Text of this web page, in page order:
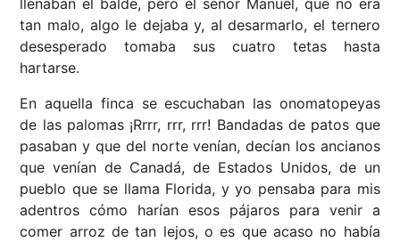
llenaban el balde, pero el señor Manuel, que no era
tan malo, algo le dejaba y, al desarmarlo, el ternero
desesperado tomaba sus cuatro tetas hasta
hartarse.
En aquella finca se escuchaban las onomatopeyas
de las palomas ¡Rrrr, rrr, rrr! Bandadas de patos que
pasaban y que del norte venían, decían los ancianos
que venían de Canadá, de Estados Unidos, de un
pueblo que se llama Florida, y yo pensaba para mis
adentros cómo harían esos pájaros para venir a
comer arroz de tan lejos, o es que acaso no había